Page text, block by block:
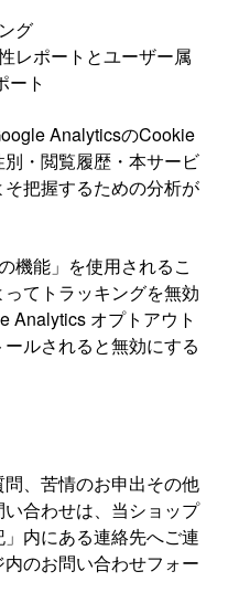
グ
レポートとユーザー属
ート
AnalyticsのCookie
・閲覧履歴・本サービ
把握するための分析が
機能」を使用されるこ
てトラッキングを無効
Analytics オプトアウト
ルされると無効にする
、苦情のお申出その他
合わせは、当ショップ
内にある連絡先へご連
のお問い合わせフォー